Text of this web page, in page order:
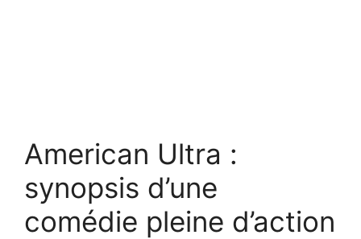
American Ultra :
synopsis d’une
comédie pleine d’action